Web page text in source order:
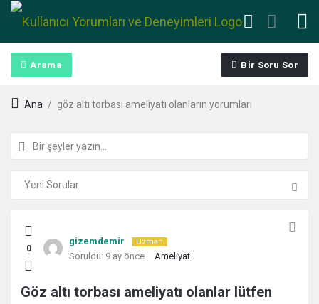
Arama Bir Soru Sor
Ana / göz altı torbası ameliyatı olanların yorumları
Kullanıcı
Yorumları
ve
0
gizemdemir Uzman
Soruldu: 9 ay önce Ameliyat
Göz altı torbası ameliyatı olanlar lütfen